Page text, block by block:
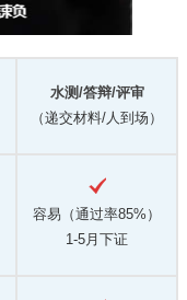
水测/答辩/评审
（递交材料/人到场）
容易（通过率85%）
1-5月下证